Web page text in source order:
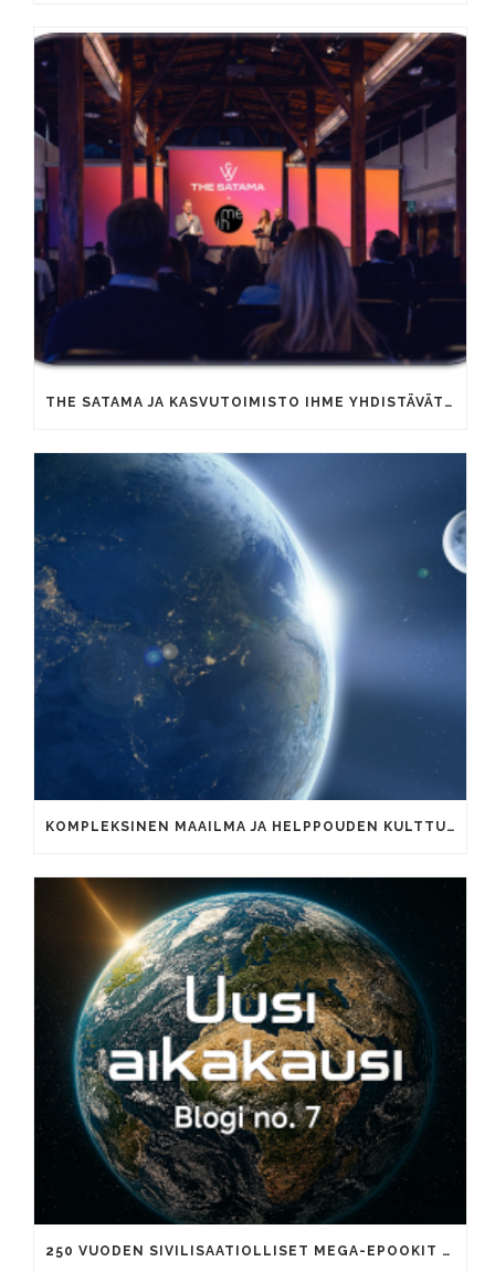
THE SATAMA JA KASVUTOIMISTO IHME YHDISTÄVÄT OSAAMISTAAN YRITYSTEN KAUPALLISEN KASVUN VAUHDITTAMISEKSI
KOMPLEKSINEN MAAILMA JA HELPPOUDEN KULTTUURI
250 VUODEN SIVILISAATIOLLISET MEGA-EPOOKIT JA TUHANNEN VUODEN AIKAKAUDET